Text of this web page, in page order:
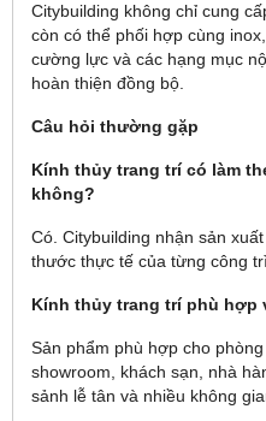
Citybuilding không chỉ cung
còn có thể phối hợp cùng
cường lực và các hạng mục
hoàn thiện đồng bộ.
Câu hỏi thường gặp
Kính thủy trang trí có làm
không?
Có. Citybuilding nhận sản
thước thực tế của từng công
Kính thủy trang trí phù hợp
Sản phẩm phù hợp cho
showroom, khách sạn, nhà
sảnh lễ tân và nhiều không